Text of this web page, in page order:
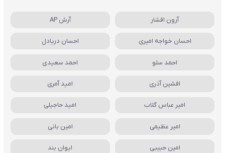
آرون افشار آرش AP
احسان خواجه امیری احسان دریادل
احمد سلو احمد سعیدی
افشین آذری امید آمری
امیر عباس گلاب امید حاجیلی
امیر عظیمی امین بانی
امین حبیبی ایوان بند